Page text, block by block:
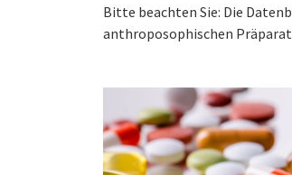
Bitte beachten Sie: Die
anthroposophischen